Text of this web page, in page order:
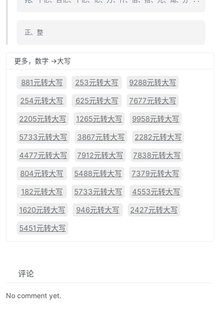
正、整
更多，数字 ->大写
881元转大写 253元转大写
9288元转大写
254元转大写
625元转大写
7677元转大写
2205元转大写
1265元转大写
9958元转大写
5733元转大写
3867元转大写
2282元转大写
4477元转大写
7912元转大写
7838元转大写
804元转大写
5488元转大写
7379元转大写
182元转大写
5733元转大写
4553元转大写
1620元转大写
946元转大写
2427元转大写
5451元转大写
评论
No comment yet.